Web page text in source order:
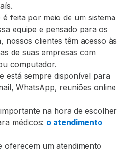
feita por meio de um sistema
equipe e pensado para os
nossos clientes têm acesso às
de suas empresas com
computador.
está sempre disponível para
WhatsApp, reuniões online
na hora de escolher
médicos: o atendimento
oferecem um atendimento